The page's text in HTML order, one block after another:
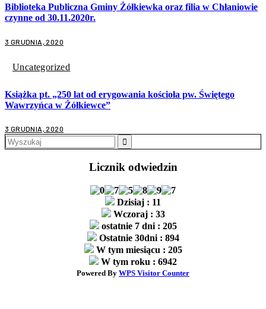
Biblioteka Publiczna Gminy Żółkiewka oraz filia w Chłaniowie
czynne od 30.11.2020r.
3 GRUDNIA, 2020
Uncategorized
Książka pt. „250 lat od erygowania kościoła pw. Świętego
Wawrzyńca w Żółkiewce”
3 GRUDNIA, 2020
Search
for:
Licznik odwiedzin
Dzisiaj : 11
Wczoraj : 33
ostatnie 7 dni : 205
Ostatnie 30dni : 894
W tym miesiącu : 205
W tym roku : 6942
Powered By WPS Visitor Counter